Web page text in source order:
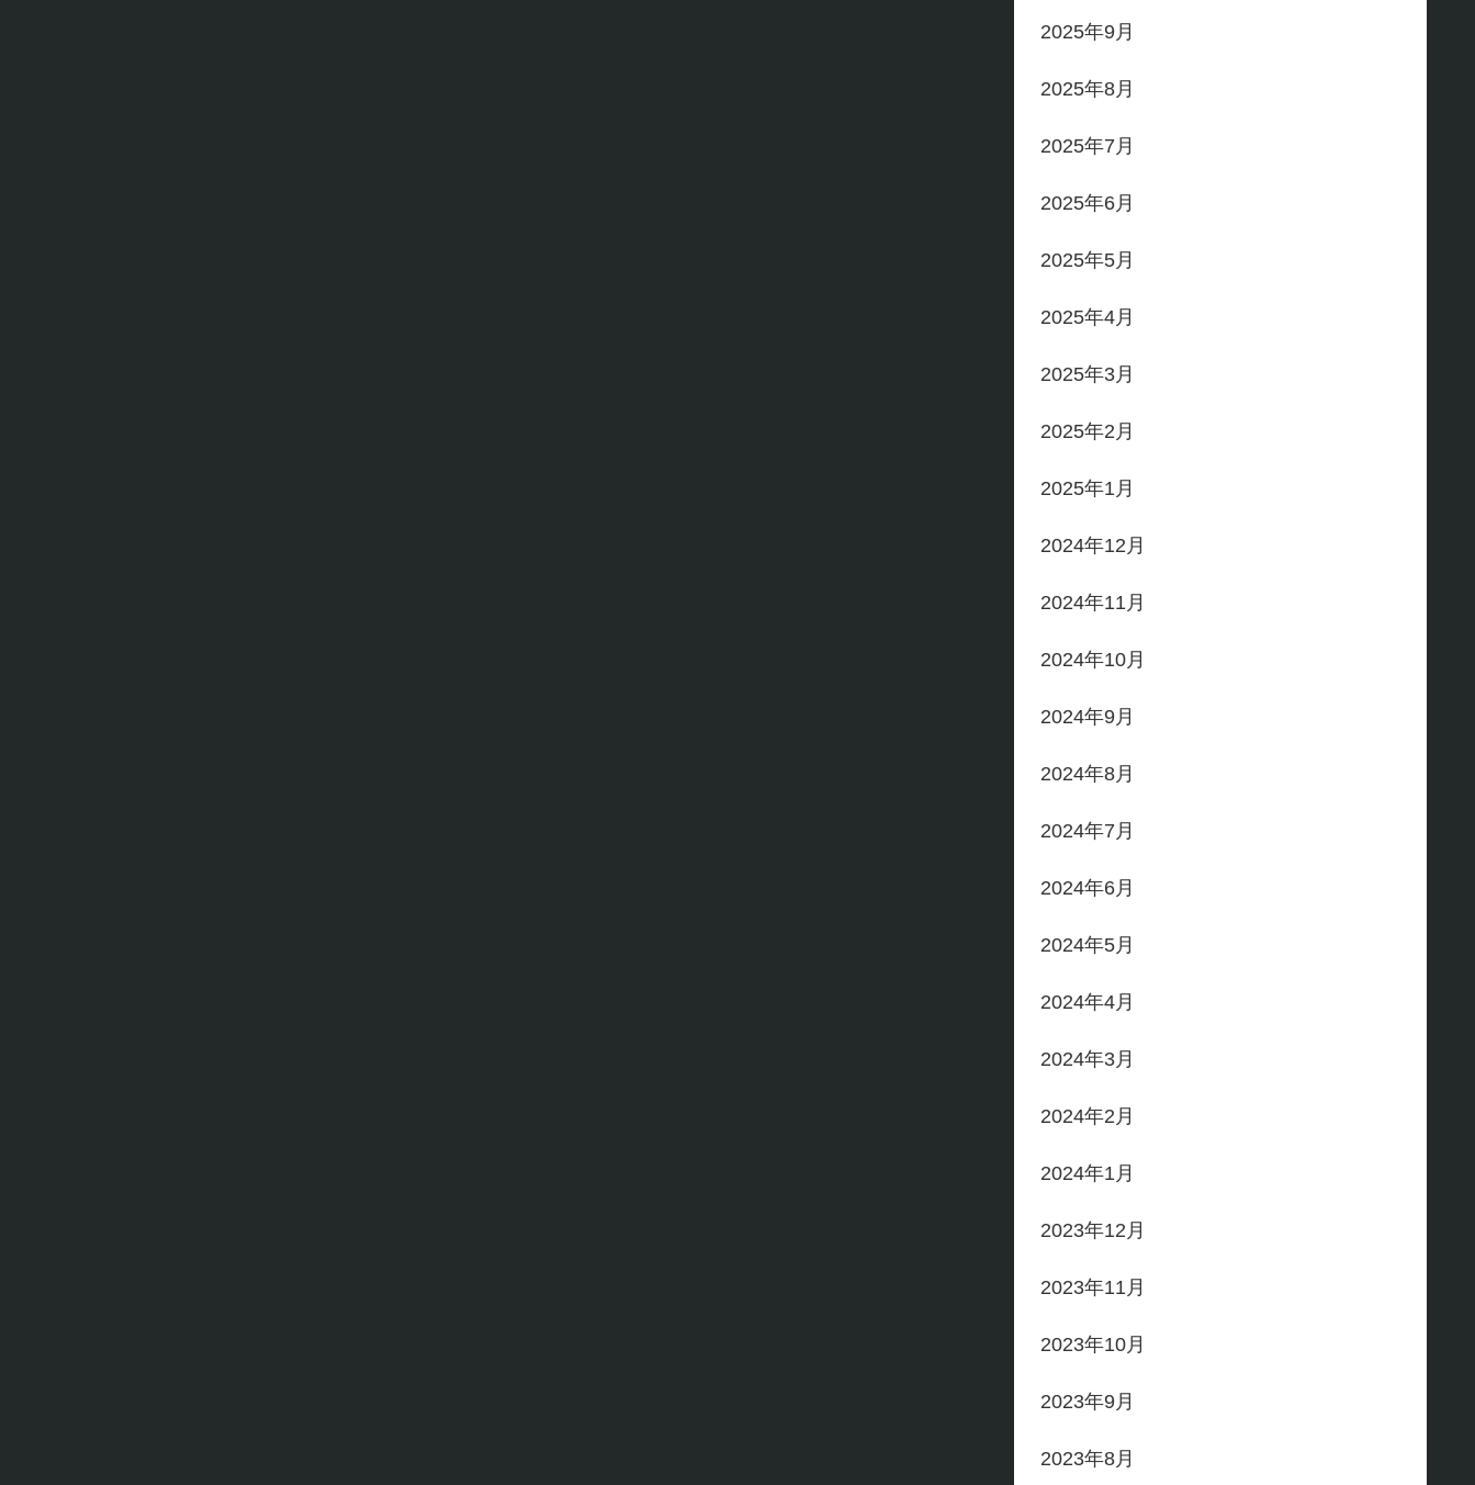
2025年9月
2025年8月
2025年7月
2025年6月
2025年5月
2025年4月
2025年3月
2025年2月
2025年1月
2024年12月
2024年11月
2024年10月
2024年9月
2024年8月
2024年7月
2024年6月
2024年5月
2024年4月
2024年3月
2024年2月
2024年1月
2023年12月
2023年11月
2023年10月
2023年9月
2023年8月